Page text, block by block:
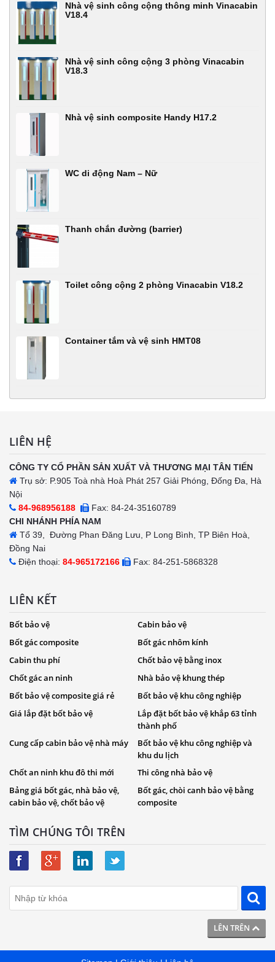
Nhà vệ sinh công cộng thông minh Vinacabin
V18.4
Nhà vệ sinh công cộng 3 phòng Vinacabin
V18.3
Nhà vệ sinh composite Handy H17.2
WC di động Nam – Nữ
Thanh chắn đường (barrier)
Toilet công cộng 2 phòng Vinacabin V18.2
Container tắm và vệ sinh HMT08
LÊN TRÊN
LIÊN HỆ
CÔNG TY CỔ PHẦN SẢN XUẤT VÀ THƯƠNG MẠI TÂN TIẾN
Trụ sở: P.905 Toà nhà Hoà Phát 257 Giải Phóng, Đống Đa, Hà
Nội
84-968956188
Fax: 84-24-35160789
CHI NHÁNH PHÍA NAM
Tổ 39, Đường Phan Đăng Lưu, P Long Bình, TP Biên Hoà,
Đồng Nai
Điện thoại: 84-965172166 Fax: 84-251-5868328
LIÊN KẾT
Bốt bảo vệ
Cabin bảo vệ
Bốt gác composite
Bốt gác nhôm kính
Cabin thu phí
Chốt bảo vệ bằng inox
Chốt gác an ninh
Nhà bảo vệ khung thép
Bốt bảo vệ composite giá rẻ
Bốt bảo vệ khu công nghiệp
Giá lắp đặt bốt bảo vệ
Lắp đặt bốt bảo vệ khắp 63 tỉnh
thành phố
Cung cấp cabin bảo vệ nhà máy Bốt bảo vệ khu công nghiệp và
khu du lịch
Chốt an ninh khu đô thi mới
Thi công nhà bảo vệ
Bảng giá bốt gác, nhà bảo vệ,
cabin bảo vệ, chốt bảo vệ
Bốt gác, chòi canh bảo vệ bằng
composite
TÌM CHÚNG TÔI TRÊN